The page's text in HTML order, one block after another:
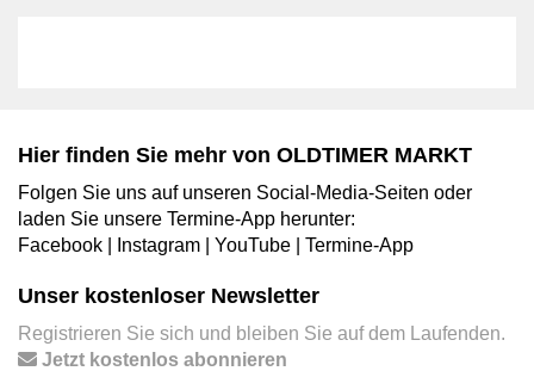
Hier finden Sie mehr von OLDTIMER MARKT
Folgen Sie uns auf unseren Social-Media-Seiten oder
laden Sie unsere Termine-App herunter:
Facebook
Instagram YouTube Termine-App
Unser kostenloser Newsletter
Registrieren Sie sich und bleiben Sie auf dem Laufenden.
Jetzt kostenlos abonnieren